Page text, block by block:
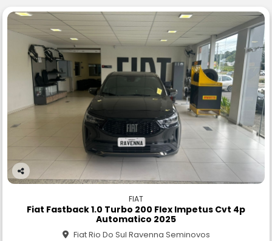
Co
FIAT
Fiat Fastback 1.0 Turbo 200 Flex Impetus Cvt 4p
Automatico 2025
Fiat Rio Do Sul Ravenna Seminovos